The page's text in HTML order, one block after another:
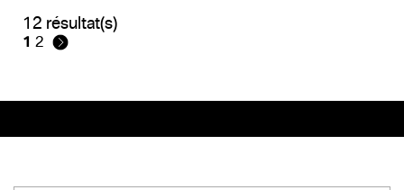
12 résultat(s)
1 2